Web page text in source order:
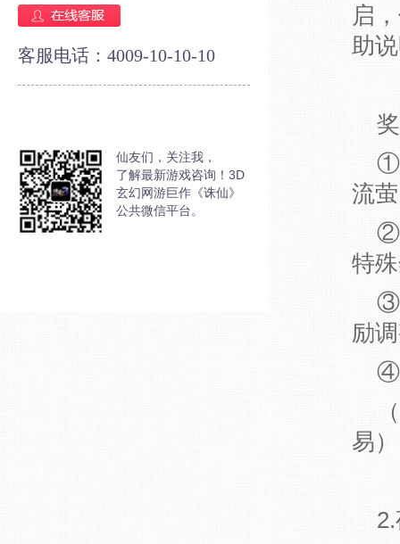
客服电话：4009-10-10-10
仙友们，关注我，
了解最新游戏咨询！3D
玄幻网游巨作《诛仙》
公共微信平台。
启
助
流
特
励
④
易）